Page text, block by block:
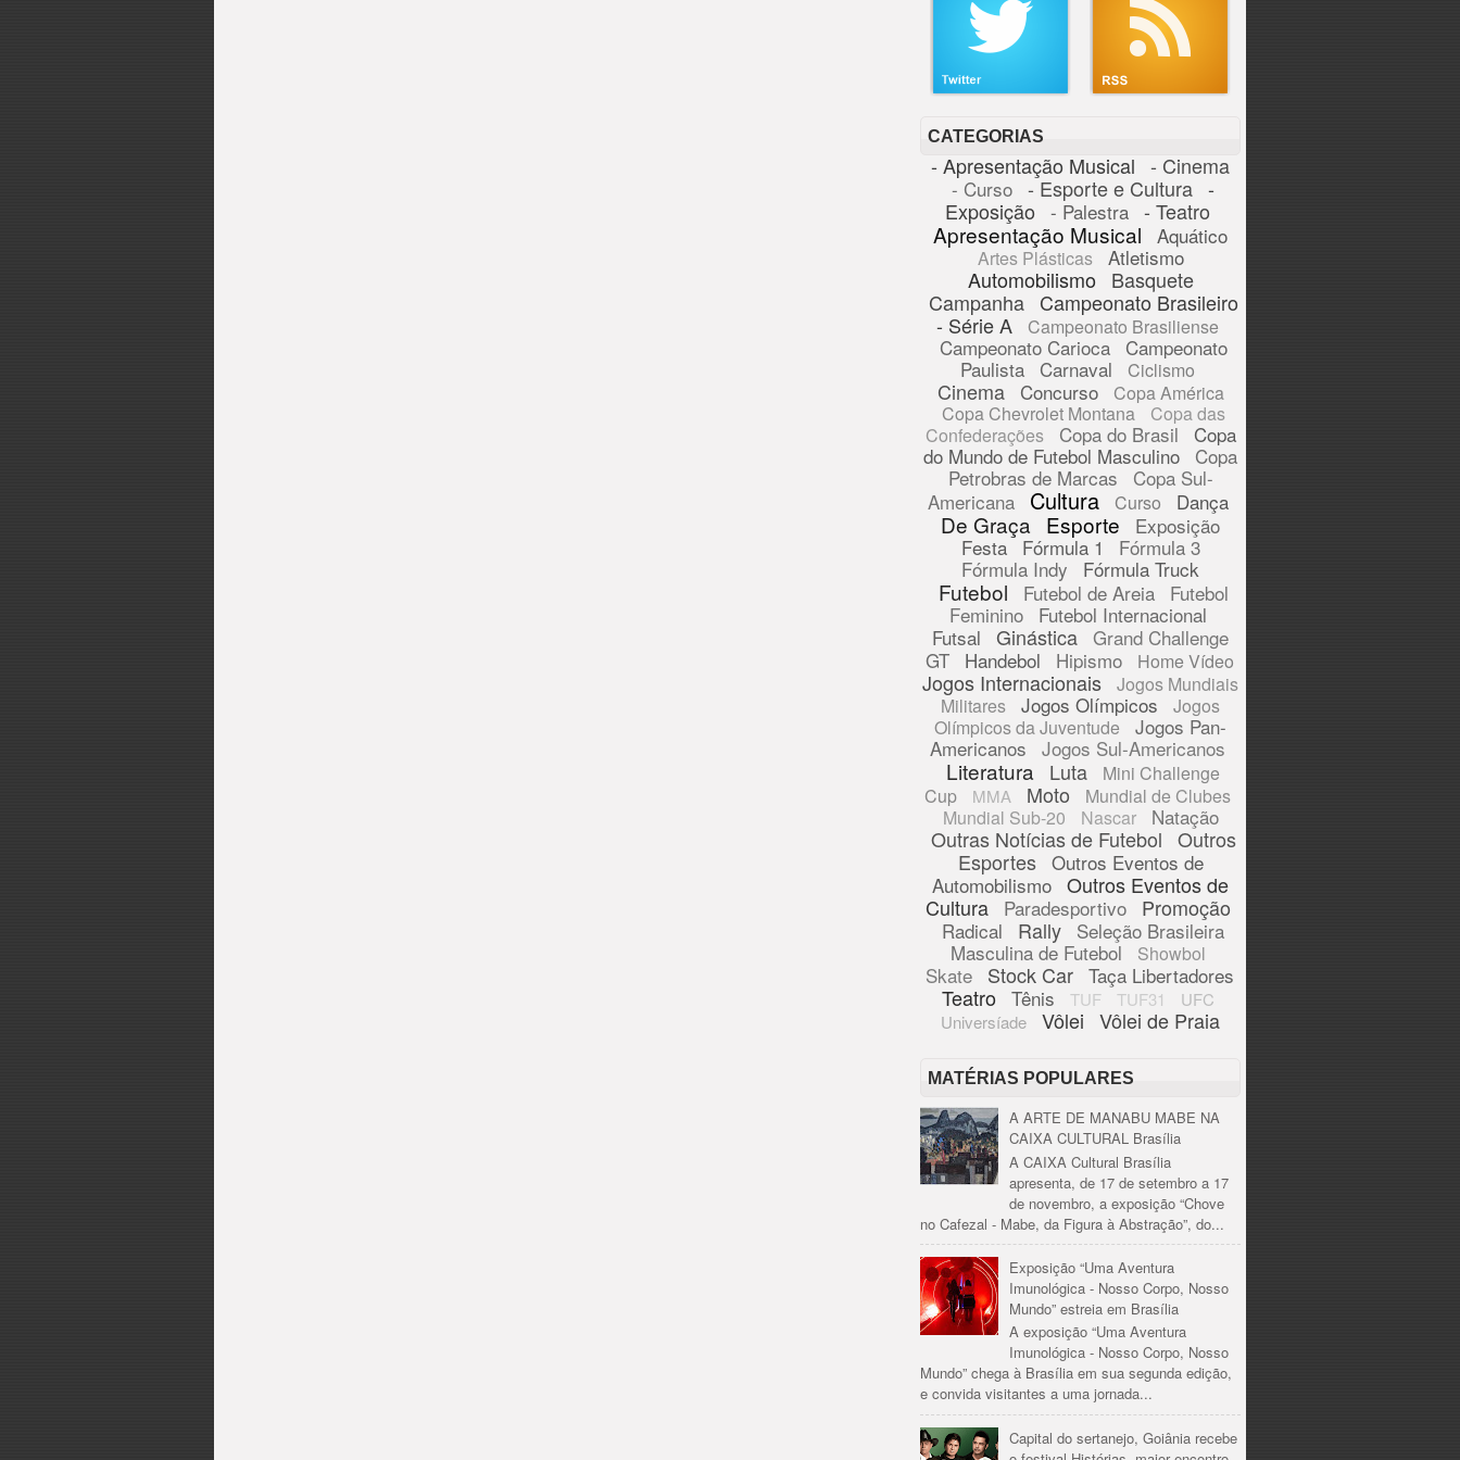
CATEGORIAS
- Apresentação Musical - Cinema
- Curso - Esporte e Cultura -
Exposição - Palestra - Teatro
Apresentação Musical Aquático
Artes Plásticas Atletismo
Automobilismo
Basquete
Campanha Campeonato Brasileiro
- Série A
Campeonato Brasiliense
Campeonato Carioca
Campeonato
Paulista Carnaval Ciclismo
Cinema Concurso
Copa América
Copa Chevrolet Montana
Copa das
Confederações
Copa do Brasil Copa
do Mundo de Futebol Masculino Copa
Petrobras de Marcas
Copa Sul-
Americana
Cultura Curso Dança
De Graça Esporte
Exposição
Festa
Fórmula 1
Fórmula 3
Fórmula Indy
Fórmula Truck
Futebol Futebol de Areia
Futebol
Feminino
Futebol Internacional
Futsal Ginástica Grand Challenge
GT Handebol Hipismo Home Vídeo
Jogos Internacionais
Jogos Mundiais
Militares
Jogos Olímpicos
Jogos
Olímpicos da Juventude
Jogos Pan-
Americanos Jogos Sul-Americanos
Literatura Luta
Mini Challenge
Cup
MMA Moto
Mundial de Clubes
Mundial Sub-20
Nascar Natação
Outras Notícias de Futebol Outros
Esportes Outros Eventos de
Automobilismo Outros Eventos de
Cultura
Paradesportivo Promoção
Radical Rally Seleção Brasileira
Masculina de Futebol
Showbol
Skate Stock Car Taça Libertadores
Teatro Tênis TUF TUF31
UFC
Universíade
Vôlei Vôlei de Praia
MATÉRIAS POPULARES
A ARTE DE MANABU MABE NA
CAIXA CULTURAL Brasília
A CAIXA Cultural Brasília
apresenta, de 17 de setembro a 17
de novembro, a exposição “Chove
no Cafezal - Mabe, da Figura à Abstração”, do...
Exposição “Uma Aventura
Imunológica - Nosso Corpo, Nosso
Mundo” estreia em Brasília
A exposição “Uma Aventura
Imunológica - Nosso Corpo, Nosso
Mundo” chega à Brasília em sua segunda edição,
e convida visitantes a uma jornada...
Capital do sertanejo, Goiânia recebe